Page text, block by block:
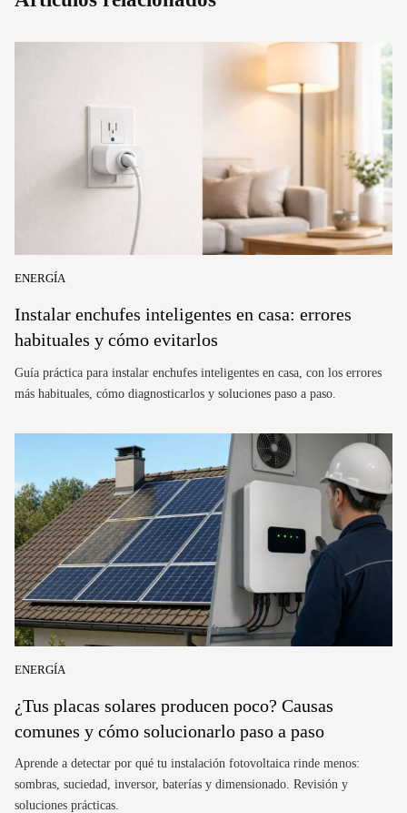
ENERGÍA
Instalar enchufes inteligentes en casa: errores
habituales y cómo evitarlos
Guía práctica para instalar enchufes inteligentes en casa, con los errores
más habituales, cómo diagnosticarlos y soluciones paso a paso.
ENERGÍA
¿Tus placas solares producen poco? Causas
comunes y cómo solucionarlo paso a paso
Aprende a detectar por qué tu instalación fotovoltaica rinde menos:
sombras, suciedad, inversor, baterías y dimensionado. Revisión y
soluciones prácticas.